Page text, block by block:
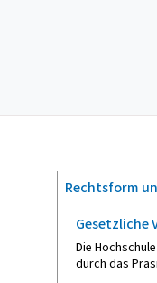
Rechtsform
Gesetzliche
Die
durch das